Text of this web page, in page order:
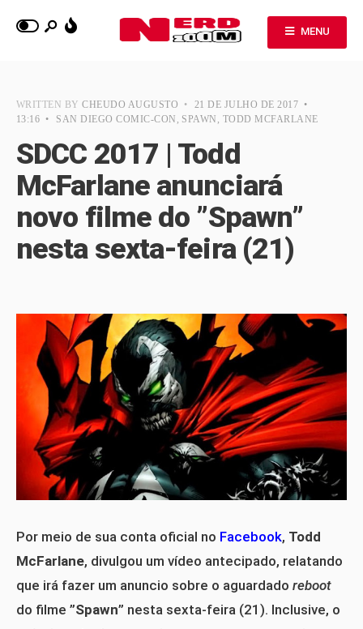
MENU
WRITTEN BYCHEUDO AUGUSTO • 21 DE JULHO DE 2017 •
13:16 • SAN DIEGO COMIC-CON , SPAWN , TODD MCFARLANE
SDCC 2017 | Todd
McFarlane anunciará
novo filme do ”Spawn”
nesta sexta-feira (21)
Por meio de sua conta oficial no Facebook, Todd
McFarlane, divulgou um vídeo antecipado, relatando
que irá fazer um anuncio sobre o aguardado reboot
do filme ”Spawn” nesta sexta-feira (21). Inclusive, o